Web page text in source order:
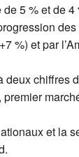
5 % et de 4
%) et par
chiffres
et la